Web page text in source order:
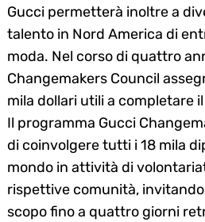
Gucci permetterà inoltre a
talento in Nord America di
moda. Nel corso di quattro
Changemakers Council
mila dollari utili a completare
Il programma Gucci
di coinvolgere tutti i 18 mila
mondo in attività di
rispettive comunità,
scopo fino a quattro giorni